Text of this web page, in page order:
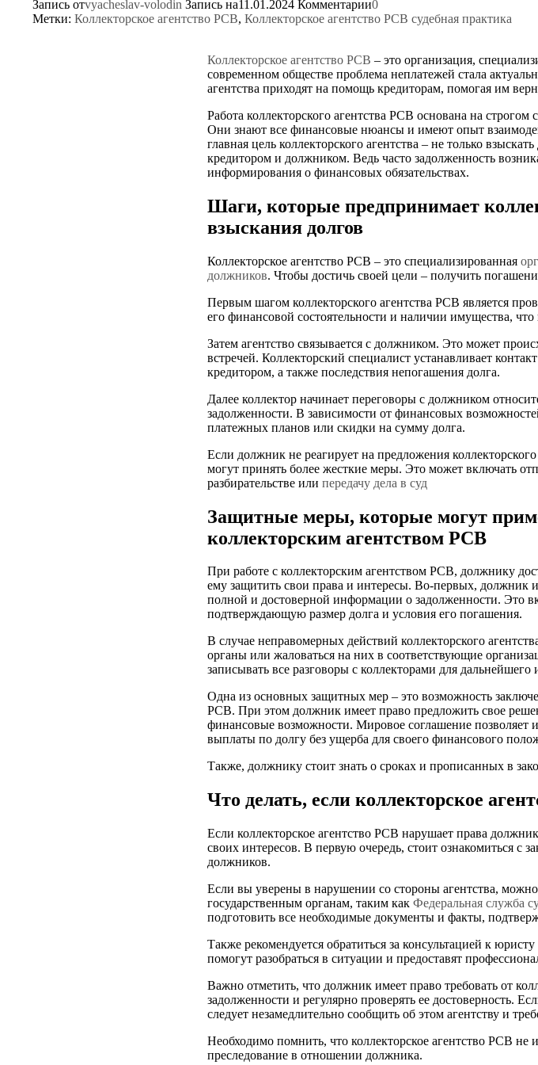
Запись отvyacheslav-volodin Запись на11.01.2024 Комментарии0
Метки:Коллекторское агентство РСВ,Коллекторское агентство РСВ судебная практика
Коллекторское агентство РСВ – это организация,
современном обществе проблема неплатежей стала
агентства приходят на помощь кредиторам, помогая им
Работа коллекторского агентства РСВ основана на
Они знают все финансовые нюансы и имеют опыт
главная цель коллекторского агентства – не только
кредитором и должником. Ведь часто задолженность
информирования о финансовых обязательствах.
Шаги, которые предпринимает
взыскания долгов
Коллекторское агентство РСВ – это специализированная
должников. Чтобы достичь своей цели – получить
Первым шагом коллекторского агентства РСВ является
его финансовой состоятельности и наличии имущества,
Затем агентство связывается с должником. Это может
встречей. Коллекторский специалист устанавливает
кредитором, а также последствия непогашения долга.
Далее коллектор начинает переговоры с должником
задолженности. В зависимости от финансовых
платежных планов или скидки на сумму долга.
Если должник не реагирует на предложения
могут принять более жесткие меры. Это может включать
разбирательстве или передачу дела в суд
Защитные меры, которые могут
коллекторским агентством РСВ
При работе с коллекторским агентством РСВ, должнику
ему защитить свои права и интересы. Во-первых, должник
полной и достоверной информации о задолженности. Это
подтверждающую размер долга и условия его погашения.
В случае неправомерных действий коллекторского
органы или жаловаться на них в соответствующие
записывать все разговоры с коллекторами для дальнейшего
Одна из основных защитных мер – это возможность
РСВ. При этом должник имеет право предложить свое
финансовые возможности. Мировое соглашение позволяет
выплаты по долгу без ущерба для своего финансового
Также, должнику стоит знать о сроках и прописанных в
Что делать, если коллекторское
Если коллекторское агентство РСВ нарушает права
своих интересов. В первую очередь, стоит ознакомиться с
должников.
Если вы уверены в нарушении со стороны агентства,
государственным органам, таким как Федеральная служба
подготовить все необходимые документы и факты,
Также рекомендуется обратиться за консультацией к
помогут разобраться в ситуации и предоставят
Важно отметить, что должник имеет право требовать от
задолженности и регулярно проверять ее достоверность.
следует незамедлительно сообщить об этом агентству и
Необходимо помнить, что коллекторское агентство РСВ не
преследование в отношении должника.